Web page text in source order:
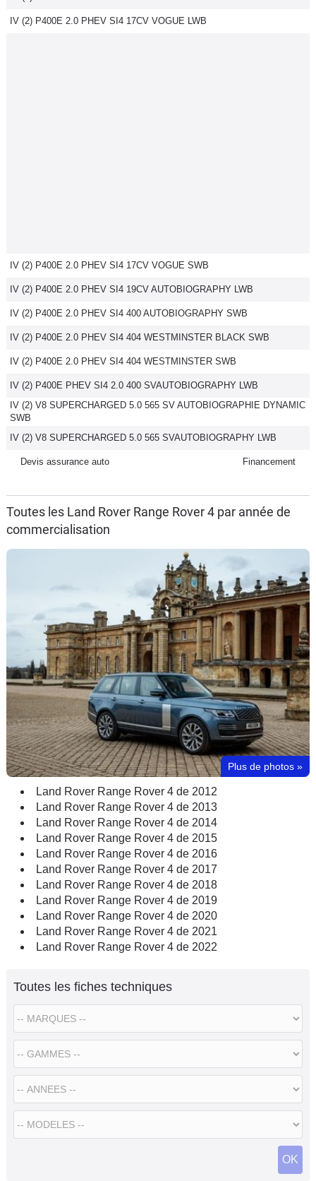
IV (2) P400E 2.0 PHEV SI4 17CV VOGUE LWB
IV (2) P400E 2.0 PHEV SI4 17CV VOGUE SWB
IV (2) P400E 2.0 PHEV SI4 19CV AUTOBIOGRAPHY LWB
IV (2) P400E 2.0 PHEV SI4 400 AUTOBIOGRAPHY SWB
IV (2) P400E 2.0 PHEV SI4 404 WESTMINSTER BLACK SWB
IV (2) P400E 2.0 PHEV SI4 404 WESTMINSTER SWB
IV (2) P400E PHEV SI4 2.0 400 SVAUTOBIOGRAPHY LWB
IV (2) V8 SUPERCHARGED 5.0 565 SV AUTOBIOGRAPHIE DYNAMIC
SWB
IV (2) V8 SUPERCHARGED 5.0 565 SVAUTOBIOGRAPHY LWB
Devis assurance auto Financement
Toutes les Land Rover Range Rover 4 par année de
commercialisation
Plus de photos »
Land Rover Range Rover 4 de 2012
Land Rover Range Rover 4 de 2013
Land Rover Range Rover 4 de 2014
Land Rover Range Rover 4 de 2015
Land Rover Range Rover 4 de 2016
Land Rover Range Rover 4 de 2017
Land Rover Range Rover 4 de 2018
Land Rover Range Rover 4 de 2019
Land Rover Range Rover 4 de 2020
Land Rover Range Rover 4 de 2021
Land Rover Range Rover 4 de 2022
Toutes les fiches techniques